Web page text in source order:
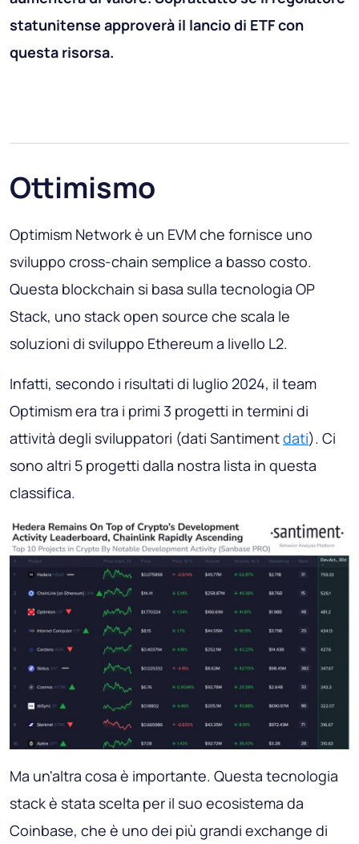
statunitense approverà il lancio di ETF con
questa risorsa.
Ottimismo
Optimism Network è un EVM che fornisce uno
sviluppo cross-chain semplice a basso costo.
Questa blockchain si basa sulla tecnologia OP
Stack, uno stack open source che scala le
soluzioni di sviluppo Ethereum a livello L2.
Infatti, secondo i risultati di luglio 2024, il team
Optimism era tra i primi 3 progetti in termini di
attività degli sviluppatori (dati Santimentdati). Ci
sono altri 5 progetti dalla nostra lista in questa
classifica.
Ma un'altra cosa è importante. Questa tecnologia
stack è stata scelta per il suo ecosistema da
Coinbase, che è uno dei più grandi exchange di